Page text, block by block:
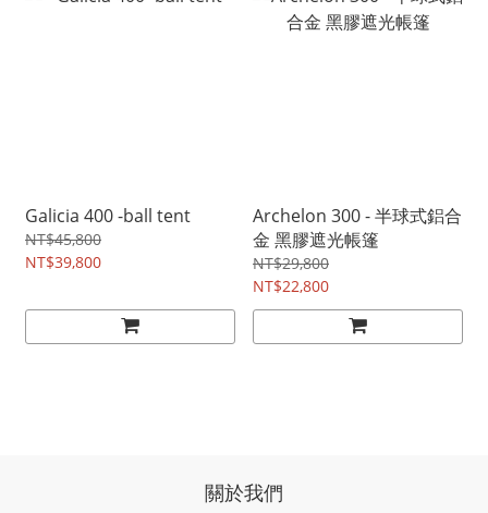
Galicia 400 -ball tent
NT$45,800
NT$39,800
Archelon 300 - 半球式鋁合
金 黑膠遮光帳篷
NT$29,800
NT$22,800
關於我們